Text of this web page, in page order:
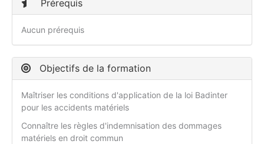
Prérequis
Aucun prérequis
Objectifs de la formation
Maîtriser les conditions d'application de la loi Badinter
pour les accidents matériels
Connaître les règles d'indemnisation des dommages
matériels en droit commun